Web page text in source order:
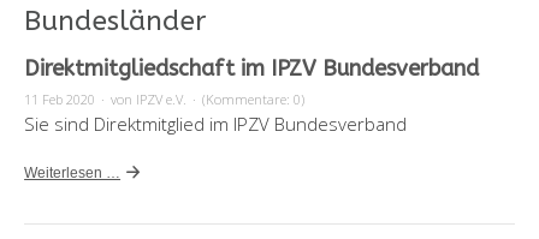
Bundesländer
Direktmitgliedschaft im IPZV Bundesverband
11 Feb 2020 · von IPZV e.V. · (Kommentare: 0)
Sie sind Direktmitglied im IPZV Bundesverband
Weiterlesen …